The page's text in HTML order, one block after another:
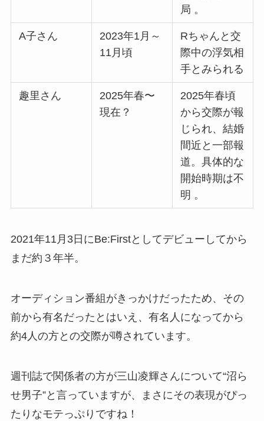
局 。
A子さん
2023年1月～
11月頃
Rちゃんと交
際中の浮気相
手とみられる
趣里さん
2025年春〜
現在？
2025年春頃
から交際が報
じられ、結婚
間近と一部報
道。具体的な
開始時期は不
明 。
2021年11月3日にBe:Firstとしてデビューしてから
まだ約３年半。
オーディション番組がきっかけだったため、その
前から有名だったとはいえ、有名人になってから
約4人の方との交際が噂されています。
週刊誌で関係者の方が三山凌輝さんについて“沼ら
せ男子”と言っていますが、まさにその表現がぴっ
たりなモテっぷりですね！